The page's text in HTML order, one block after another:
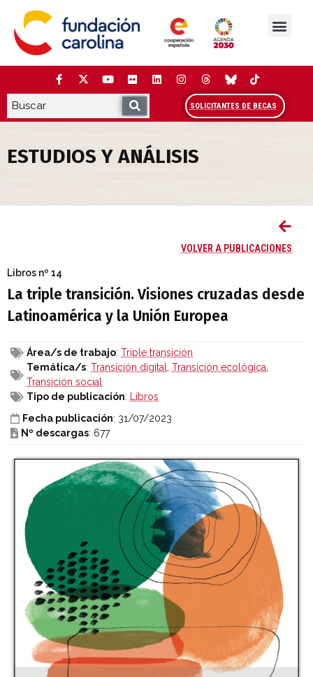
contenido
SOLICITANTES DE BECAS
ESTUDIOS Y ANÁLISIS
VOLVER A PUBLICACIONES
Libros nº 14
La triple transición. Visiones cruzadas desde
Latinoamérica y la Unión Europea
Área/s de trabajo: Triple transición
Temática/s: Transición digital, Transición ecológica,
Transición social
Tipo de publicación: Libros
Fecha publicación: 31/07/2023
Nº descargas: 677